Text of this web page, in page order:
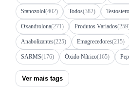
Stanozolol(402) Todos(382)
Oxandrolona(271) Produtos Variados
Anabolizantes(225) Emagrecedores(215)
SARMS(176) Óxido Nítrico(165)
Ver mais tags